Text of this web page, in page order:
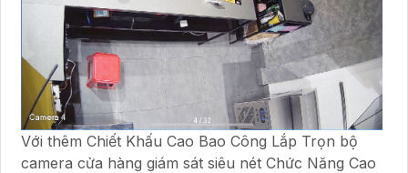
Với thêm Chiết Khấu Cao Bao Công Lắp Trọn bộ
camera cửa hàng giám sát siêu nét Chức Năng Cao